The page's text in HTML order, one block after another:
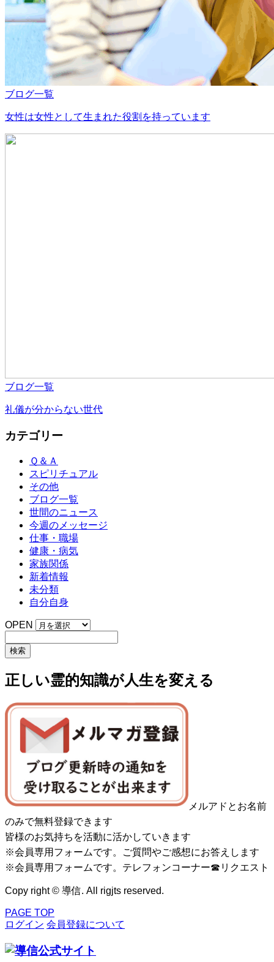
ブログ一覧
女性は女性として生まれた役割を持っています
ブログ一覧
礼儀が分からない世代
カテゴリー
Ｑ＆Ａ
スピリチュアル
その他
ブログ一覧
世間のニュース
今週のメッセージ
仕事・職場
健康・病気
家族関係
新着情報
未分類
自分自身
OPEN
正しい霊的知識が人生を変える
メルアドとお名前
のみで無料登録できます
皆様のお気持ちを活動に活かしていきます
※会員専用フォームです。ご質問やご感想にお答えします
※会員専用フォームです。テレフォンコーナー☎リクエスト
Copy right © 導信. All rigjts reserved.
PAGE TOP
ログイン 会員登録について